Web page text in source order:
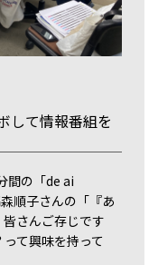
して情報番組を
間の「de ai
順子さんの「『あ
さんご存じです
て興味を持って